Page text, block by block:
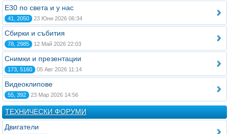
E30 по света и у нас
41, 2050 23 Юни 2026 06:34
Сбирки и събития
78, 2985 12 Май 2026 22:03
Снимки и презентации
173, 5160 05 Авг 2026 11:14
Видеоклипове
55, 392 23 Мар 2026 14:56
ТЕХНИЧЕСКИ ФОРУМИ
Двигатели